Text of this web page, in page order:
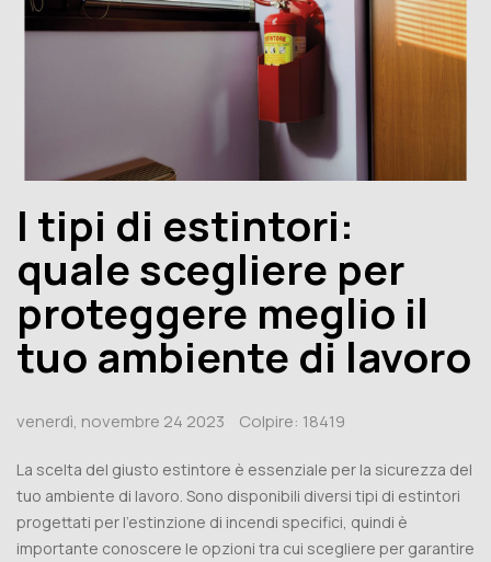
I tipi di estintori:
quale scegliere per
proteggere meglio il
tuo ambiente di lavoro
venerdì, novembre 24 2023 Colpire: 18419
La scelta del giusto estintore è essenziale per la sicurezza del
tuo ambiente di lavoro. Sono disponibili diversi tipi di estintori
progettati per l'estinzione di incendi specifici, quindi è
importante conoscere le opzioni tra cui scegliere per garantire